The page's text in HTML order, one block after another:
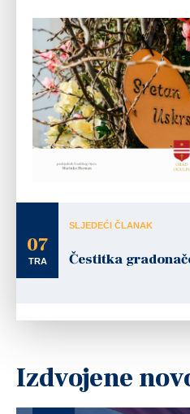
07
TRA
SLJEDEĆI ČLANAK
Čestitka
Izdvojene